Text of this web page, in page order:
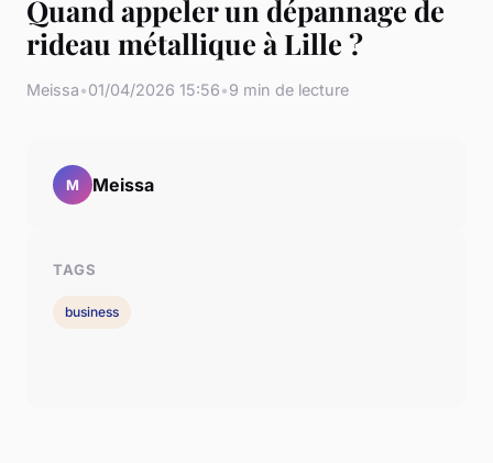
Quand appeler un dépannage de
rideau métallique à Lille ?
Meissa•01/04/2026 15:56•9 min de lecture
M Meissa
TAGS
business